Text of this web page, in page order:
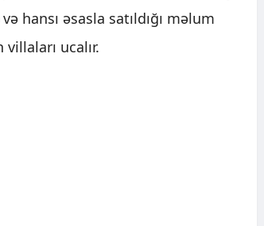
hansı əsasla satıldığı məlum
ucalır.